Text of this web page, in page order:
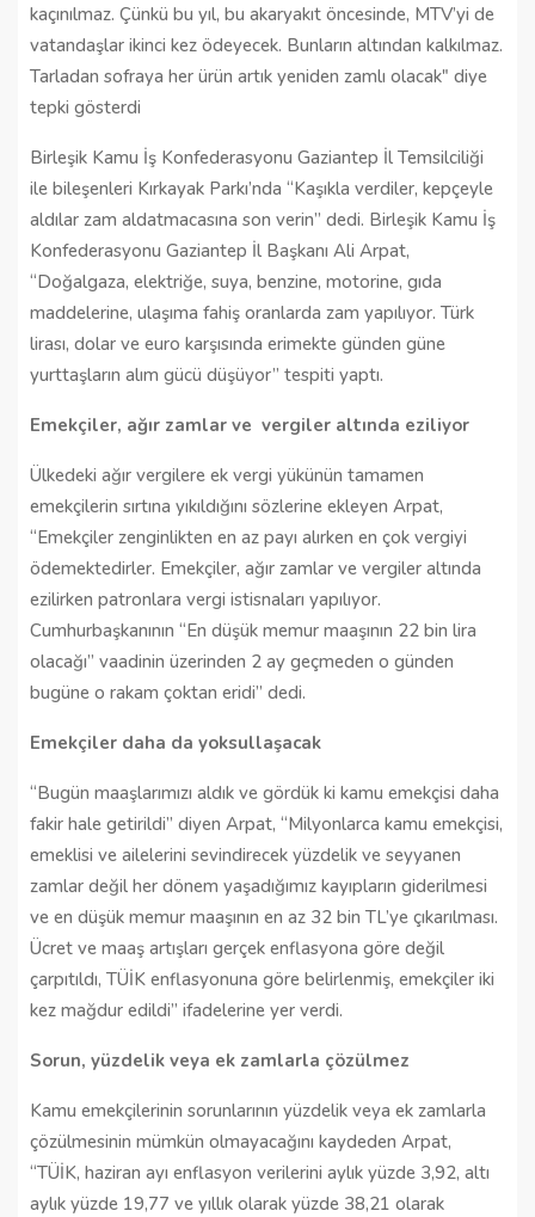
kaçınılmaz. Çünkü bu yıl, bu akaryakıt öncesinde, MTV’yi de
vatandaşlar ikinci kez ödeyecek. Bunların altından kalkılmaz.
Tarladan sofraya her ürün artık yeniden zamlı olacak" diye
tepki gösterdi
Birleşik Kamu İş Konfederasyonu Gaziantep İl Temsilciliği
ile bileşenleri Kırkayak Parkı’nda “Kaşıkla verdiler, kepçeyle
aldılar zam aldatmacasına son verin” dedi. Birleşik Kamu İş
Konfederasyonu Gaziantep İl Başkanı Ali Arpat,
“Doğalgaza, elektriğe, suya, benzine, motorine, gıda
maddelerine, ulaşıma fahiş oranlarda zam yapılıyor. Türk
lirası, dolar ve euro karşısında erimekte günden güne
yurttaşların alım gücü düşüyor” tespiti yaptı.
Emekçiler, ağır zamlar ve vergiler altında eziliyor
Ülkedeki ağır vergilere ek vergi yükünün tamamen
emekçilerin sırtına yıkıldığını sözlerine ekleyen Arpat,
“Emekçiler zenginlikten en az payı alırken en çok vergiyi
ödemektedirler. Emekçiler, ağır zamlar ve vergiler altında
ezilirken patronlara vergi istisnaları yapılıyor.
Cumhurbaşkanının “En düşük memur maaşının 22 bin lira
olacağı” vaadinin üzerinden 2 ay geçmeden o günden
bugüne o rakam çoktan eridi” dedi.
Emekçiler daha da yoksullaşacak
“Bugün maaşlarımızı aldık ve gördük ki kamu emekçisi daha
fakir hale getirildi” diyen Arpat, “Milyonlarca kamu emekçisi,
emeklisi ve ailelerini sevindirecek yüzdelik ve seyyanen
zamlar değil her dönem yaşadığımız kayıpların giderilmesi
ve en düşük memur maaşının en az 32 bin TL’ye çıkarılması.
Ücret ve maaş artışları gerçek enflasyona göre değil
çarpıtıldı, TÜİK enflasyonuna göre belirlenmiş, emekçiler iki
kez mağdur edildi” ifadelerine yer verdi.
Sorun, yüzdelik veya ek zamlarla çözülmez
Kamu emekçilerinin sorunlarının yüzdelik veya ek zamlarla
çözülmesinin mümkün olmayacağını kaydeden Arpat,
“TÜİK, haziran ayı enflasyon verilerini aylık yüzde 3,92, altı
aylık yüzde 19,77 ve yıllık olarak yüzde 38,21 olarak